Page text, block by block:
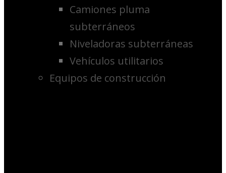
Camiones pluma
subterráneos
Niveladoras subterráneas
Vehículos utilitarios
Equipos de construcción